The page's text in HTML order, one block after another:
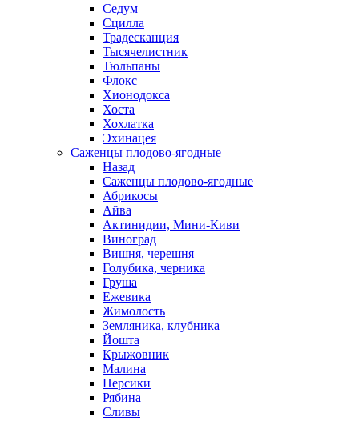
Седум
Сцилла
Традесканция
Тысячелистник
Тюльпаны
Флокс
Хионодокса
Хоста
Хохлатка
Эхинацея
Саженцы плодово-ягодные
Назад
Саженцы плодово-ягодные
Абрикосы
Айва
Актинидии, Мини-Киви
Виноград
Вишня, черешня
Голубика, черника
Груша
Ежевика
Жимолость
Земляника, клубника
Йошта
Крыжовник
Малина
Персики
Рябина
Сливы